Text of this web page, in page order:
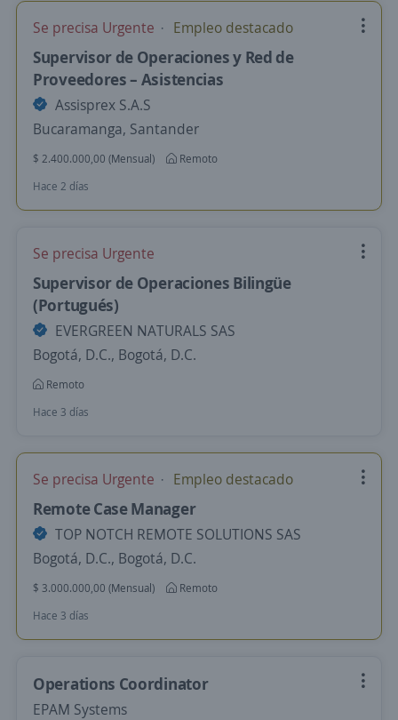
Se precisa Urgente Empleo destacado
Supervisor de Operaciones y Red de
Proveedores – Asistencias
Assisprex S.A.S
Bucaramanga, Santander
$ 2.400.000,00 (Mensual)
Remoto
Hace 2 días
Se precisa Urgente
Supervisor de Operaciones Bilingüe
(Portugués)
EVERGREEN NATURALS SAS
Bogotá, D.C., Bogotá, D.C.
Remoto
Hace 3 días
Se precisa Urgente Empleo destacado
Remote Case Manager
TOP NOTCH REMOTE SOLUTIONS SAS
Bogotá, D.C., Bogotá, D.C.
$ 3.000.000,00 (Mensual)
Remoto
Hace 3 días
Operations Coordinator
EPAM Systems